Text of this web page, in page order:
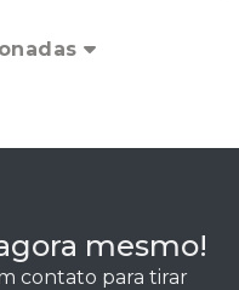
mesmo!
contato para tirar